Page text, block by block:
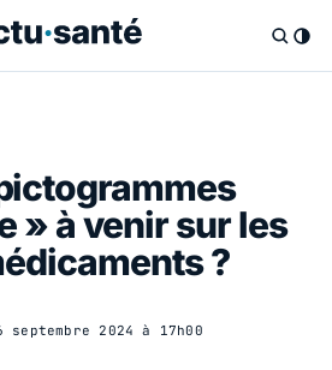
» à venir sur les
?
septembre 2024 à 17h00